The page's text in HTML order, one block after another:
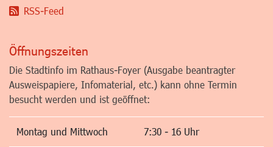
RSS-Feed
Öffnungszeiten
Die Stadtinfo im Rathaus-Foyer (Ausgabe beantragter
Ausweispapiere, Infomaterial, etc.) kann ohne Termin
besucht werden und ist geöffnet:
Montag und Mittwoch 7:30 - 16 Uhr